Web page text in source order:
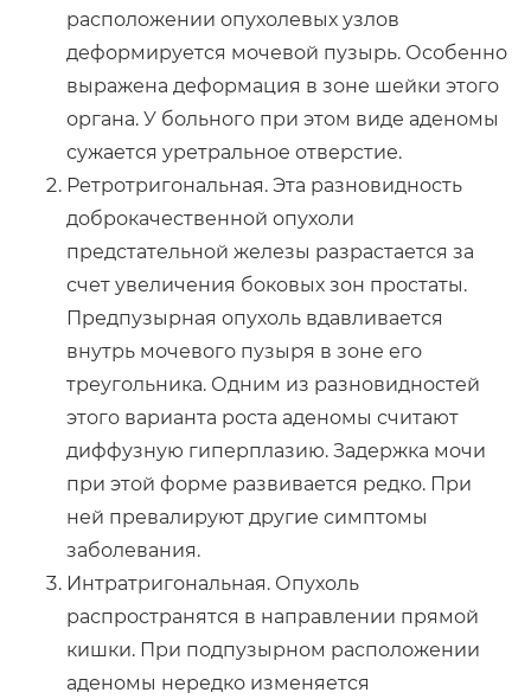
расположении опухолевых узлов
деформируется мочевой пузырь. Особенно
выражена деформация в зоне шейки этого
органа. У больного при этом виде аденомы
сужается уретральное отверстие.
Ретротригональная. Эта разновидность
доброкачественной опухоли
предстательной железы разрастается за
счет увеличения боковых зон простаты.
Предпузырная опухоль вдавливается
внутрь мочевого пузыря в зоне его
треугольника. Одним из разновидностей
этого варианта роста аденомы считают
диффузную гиперплазию. Задержка мочи
при этой форме развивается редко. При
ней превалируют другие симптомы
заболевания.
Интратригональная. Опухоль
распространятся в направлении прямой
кишки. При подпузырном расположении
аденомы нередко изменяется